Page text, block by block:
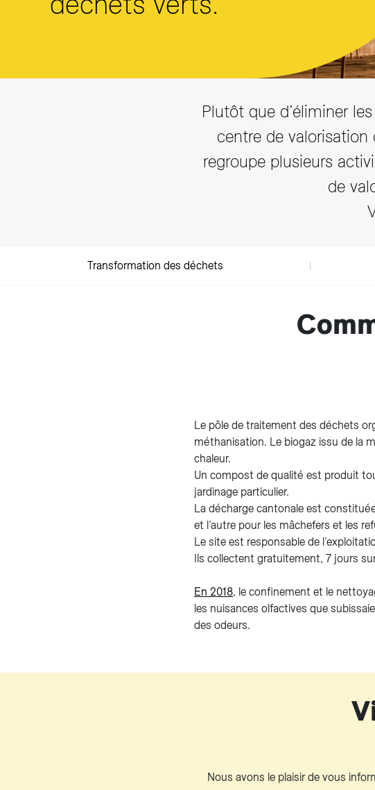
Annuaire
Plutôt que d’éliminer
centre de
regroupe plusieurs
de
Transformation des déchets
Le pôle de traitement des déchets
méthanisation. Le biogaz issu de la
chaleur.
Un compost de qualité est produit
jardinage particulier.
La décharge cantonale est
et l’autre pour les mâchefers et les
Le site est responsable de
Ils collectent gratuitement, 7 jours
En 2018, le confinement et le
les nuisances olfactives que
des odeurs.
Nous avons le plaisir de vous